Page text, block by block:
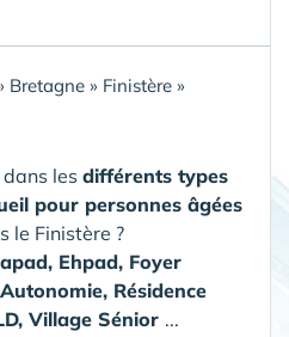
Bretagne » Finistère »
les différents types
pour personnes âgées
le Finistère ?
Ehpad, Foyer
Résidence
Village Sénior ...